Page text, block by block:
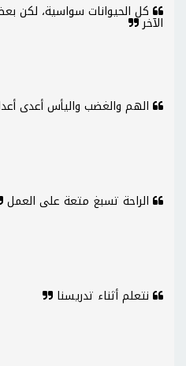
كل الحيوانات سواسية، لكن
الآخر
الهم والغضب واليأس أعدى
الراحة تسبغ متعة على العمل
نتعلم أثناء تدريسنا